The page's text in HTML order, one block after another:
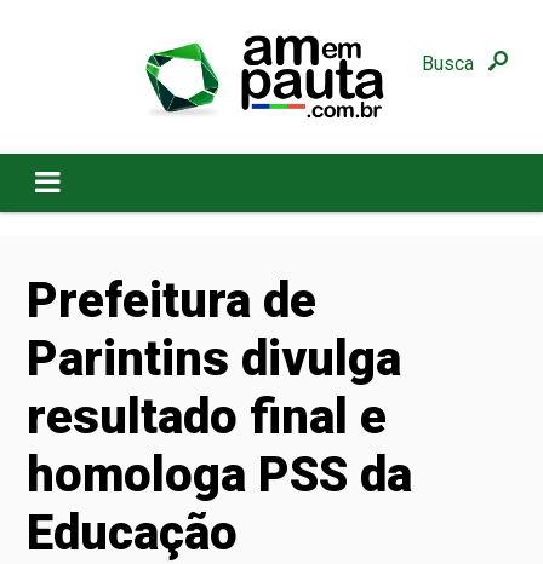
Busca
Prefeitura de
Parintins divulga
resultado final e
homologa PSS da
Educação